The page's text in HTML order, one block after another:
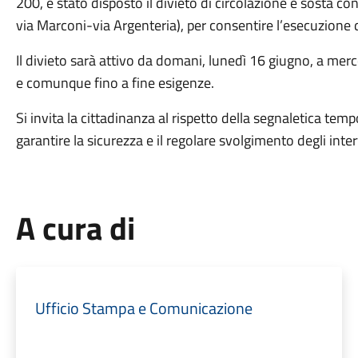
via Marconi-via Argenteria), per consentire
Il divieto sarà attivo da domani, lunedì 16 giugno, a
e comunque fino a fine esigenze.
Si invita la cittadinanza al rispetto della segnaletica
garantire la sicurezza e il regolare svolgimento degli
A cura di
Ufficio Stampa e Comunicazione